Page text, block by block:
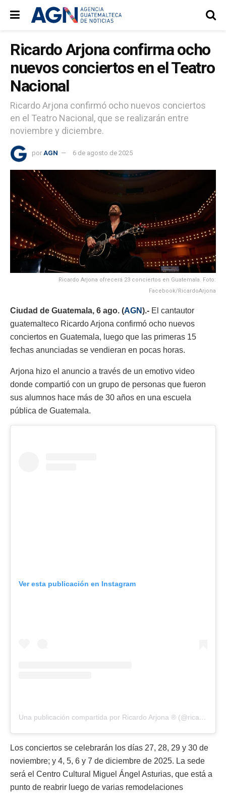
Ricardo Arjona confirma ocho
nuevos conciertos en el Teatro
Nacional
Ricardo Arjona confirmó ocho nuevos conciertos
en el Teatro Nacional, que se realizarán entre
noviembre y diciembre.
por AGN 6 de agosto de 2025
Ricardo Arjona ofrecerá 23 conciertos en Guatemala. Foto:
Facebook/RicardoArjona
Ciudad de Guatemala, 6 ago. (AGN).- El cantautor
guatemalteco Ricardo Arjona confirmó ocho nuevos
conciertos en Guatemala, luego que las primeras 15
fechas anunciadas se vendieran en pocas horas.
Arjona hizo el anuncio a través de un emotivo video
donde compartió con un grupo de personas que fueron
sus alumnos hace más de 30 años en una escuela
pública de Guatemala.
Ver esta publicación en Instagram
Una publicación compartida por Ricardo Arjona ® (@ricardoarjona)
Los conciertos se celebrarán los días 27, 28, 29 y 30 de
noviembre; y 4, 5, 6 y 7 de diciembre de 2025. La sede
será el Centro Cultural Miguel Ángel Asturias, que está a
punto de reabrir luego de varias remodelaciones